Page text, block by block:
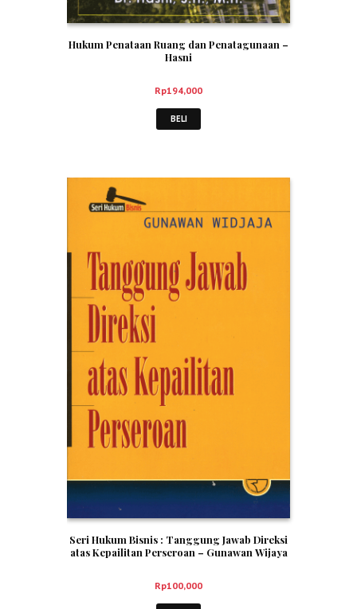
Hukum Penataan Ruang dan Penatagunaan –
Hasni
Rp194,000
BELI
Seri Hukum Bisnis : Tanggung Jawab Direksi
atas Kepailitan Perseroan – Gunawan Wijaya
Rp100,000